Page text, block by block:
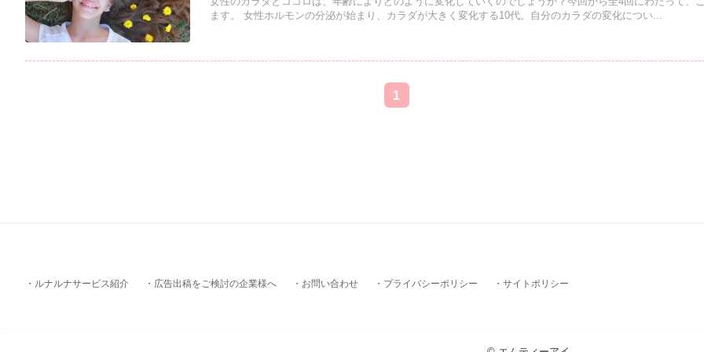
ます。 女性ホルモンの分泌が始まり、カラダが大きく変化する10代。自分のカラダの変化につい...
1
ルナルナサービス紹介 広告出稿をご検討の企業様へ お問い合わせ プライバシーポリシー サイトポリシー